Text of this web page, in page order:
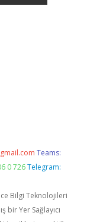
Teams:
0 726 Telegram:
Bilgi Teknolojileri
bir Yer Sağlayıcı